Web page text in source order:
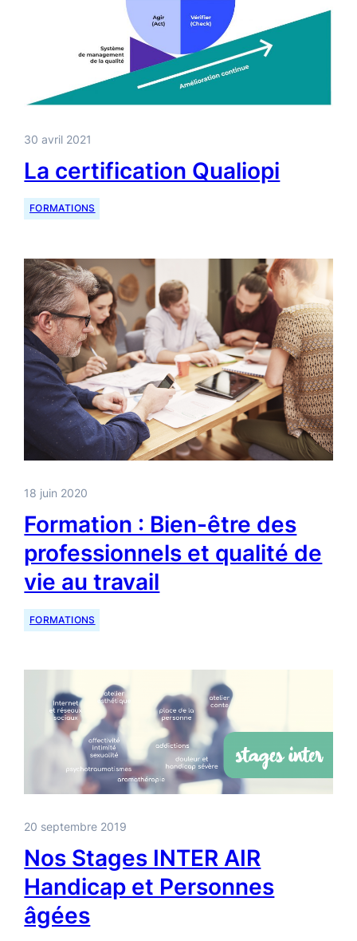
30 avril 2021
La certification Qualiopi
FORMATIONS
18 juin 2020
Formation : Bien-être des
professionnels et qualité de
vie au travail
FORMATIONS
20 septembre 2019
Nos Stages INTER AIR
Handicap et Personnes
âgées